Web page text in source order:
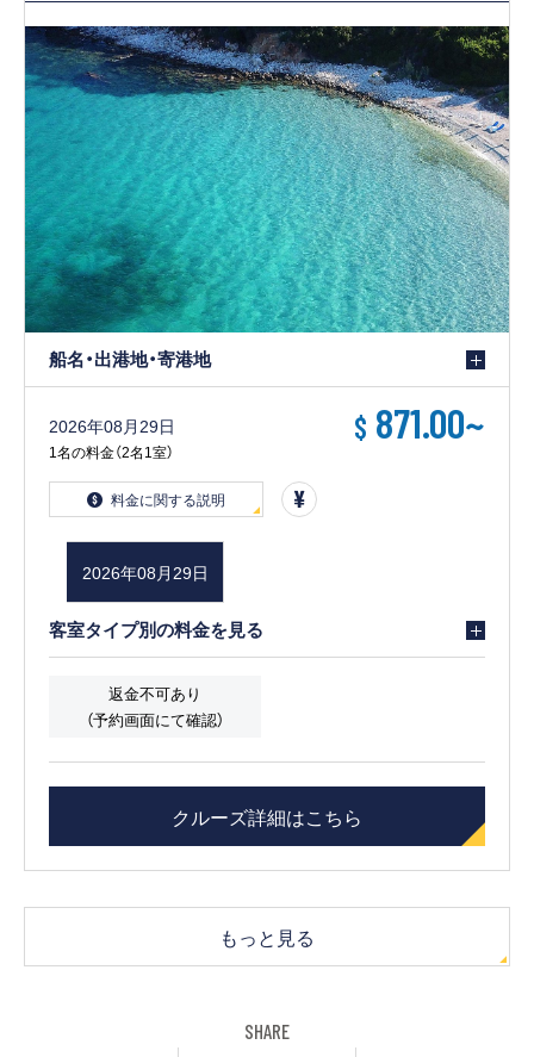
船名・出港地・寄港地
2026年08月29日
1名の料金（2名1室）
$ 871.00~
料金に関する説明
2026年08月29日
客室タイプ別の料金を見る
返金不可あり
（予約画面にて確認）
クルーズ詳細はこちら
もっと見る
SHARE